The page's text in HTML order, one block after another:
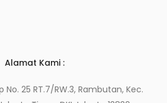
Alamat Kami :
No. 25 RT.7/RW.3, Rambutan, Kec.